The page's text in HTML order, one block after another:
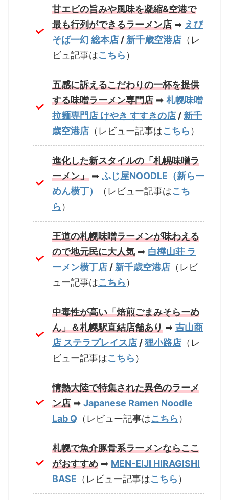
甘エビの旨みや風味を凝縮&空港で
最も行列ができるラーメン店 ➡ えび
そば一幻 総本店 / 新千歳空港店 （レ
ビュ記事はこちら ）
五感に訴えるこだわりの一杯を提供
する味噌ラーメン専門店 ➡ 札幌味噌
拉麺専門店 けやき すすきの店 / 新千
歳空港店 （レビュー記事はこちら ）
進化した新スタイルの「札幌味噌ラ
ーメン」 ➡ ふじ屋NOODLE（新らー
めん横丁）
（レビュー記事はこち
ら ）
王道の札幌味噌ラーメンが味わえる
ので地元民に大人気 ➡ 白樺山荘 ラ
ーメン横丁店 / 新千歳空港店 （レビ
ュー記事はこちら ）
中毒性が高い「焙煎ごまみそらーめ
ん」＆札幌駅直結店舗あり ➡ 吉山商
店 ステラプレイス店 /狸小路店 （レ
ビュー記事はこちら ）
情熱大陸で特集された異色のラーメ
ン店 ➡ Japanese Ramen Noodle
Lab Q （レビュー記事はこちら ）
札幌で魚介豚骨系ラーメンならここ
がおすすめ ➡ MEN-EIJI HIRAGISHI
BASE （レビュー記事はこちら ）